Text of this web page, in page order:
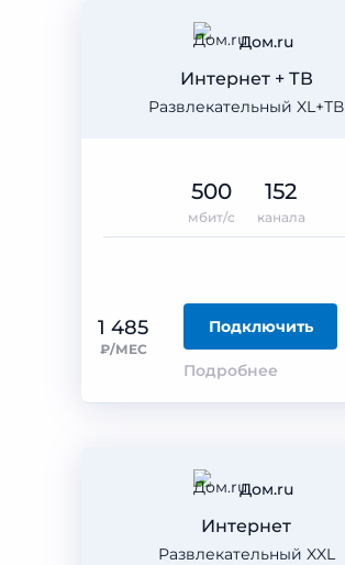
Дом.ru
Развлекательный XL+ТВ
Интернет + ТВ
1 485
₽/МЕС
Подключить
Подробнее
500
мбит/с
152
канала
Дом.ru
Развлекательный XXL
Интернет